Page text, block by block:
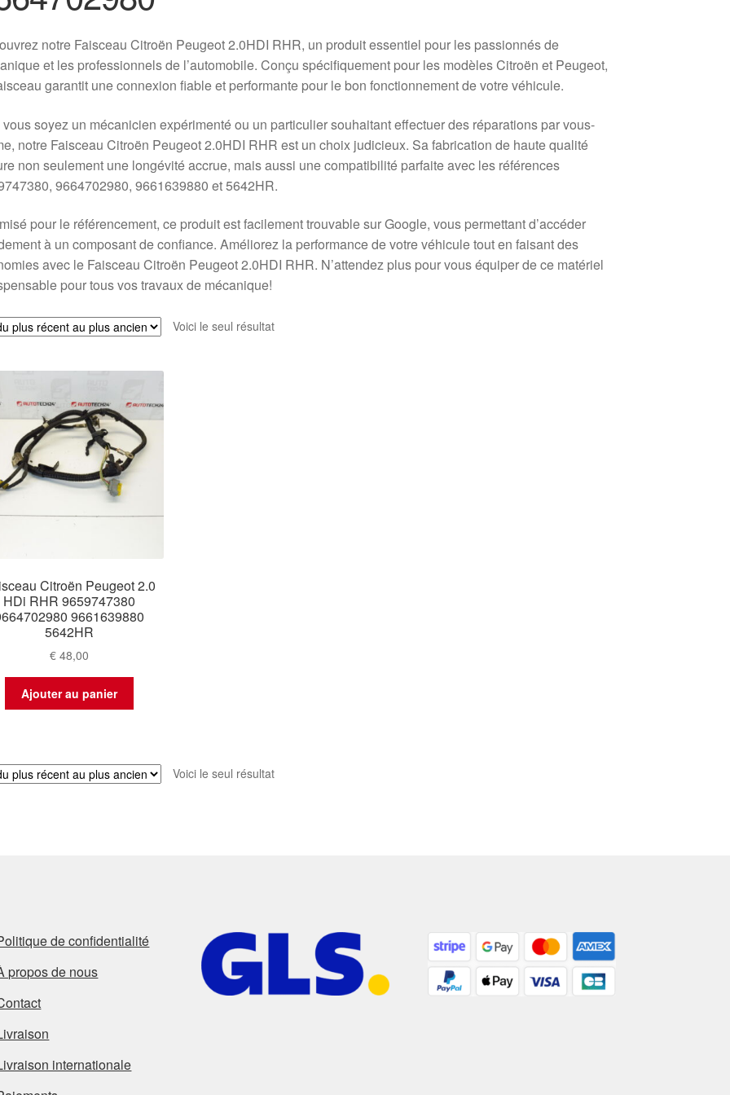
notre Faisceau Citroën Peugeot 2.0HDI RHR, un produit essentiel pour les passionnés de
et les professionnels de l’automobile. Conçu spécifiquement pour les modèles Citroën et Peugeot,
garantit une connexion fiable et performante pour le bon fonctionnement de votre véhicule.
soyez un mécanicien expérimenté ou un particulier souhaitant effectuer des réparations par vous-
notre Faisceau Citroën Peugeot 2.0HDI RHR est un choix judicieux. Sa fabrication de haute qualité
non seulement une longévité accrue, mais aussi une compatibilité parfaite avec les références
9664702980, 9661639880 et 5642HR.
pour le référencement, ce produit est facilement trouvable sur Google, vous permettant d’accéder
à un composant de confiance. Améliorez la performance de votre véhicule tout en faisant des
avec le Faisceau Citroën Peugeot 2.0HDI RHR. N’attendez plus pour vous équiper de ce matériel
pour tous vos travaux de mécanique!
Voici le seul résultat
Citroën Peugeot 2.0
HDi RHR 9659747380
9661639880
5642HR
€ 48,00
Ajouter au panier
Voici le seul résultat
de confidentialité
propos de nous
internationale